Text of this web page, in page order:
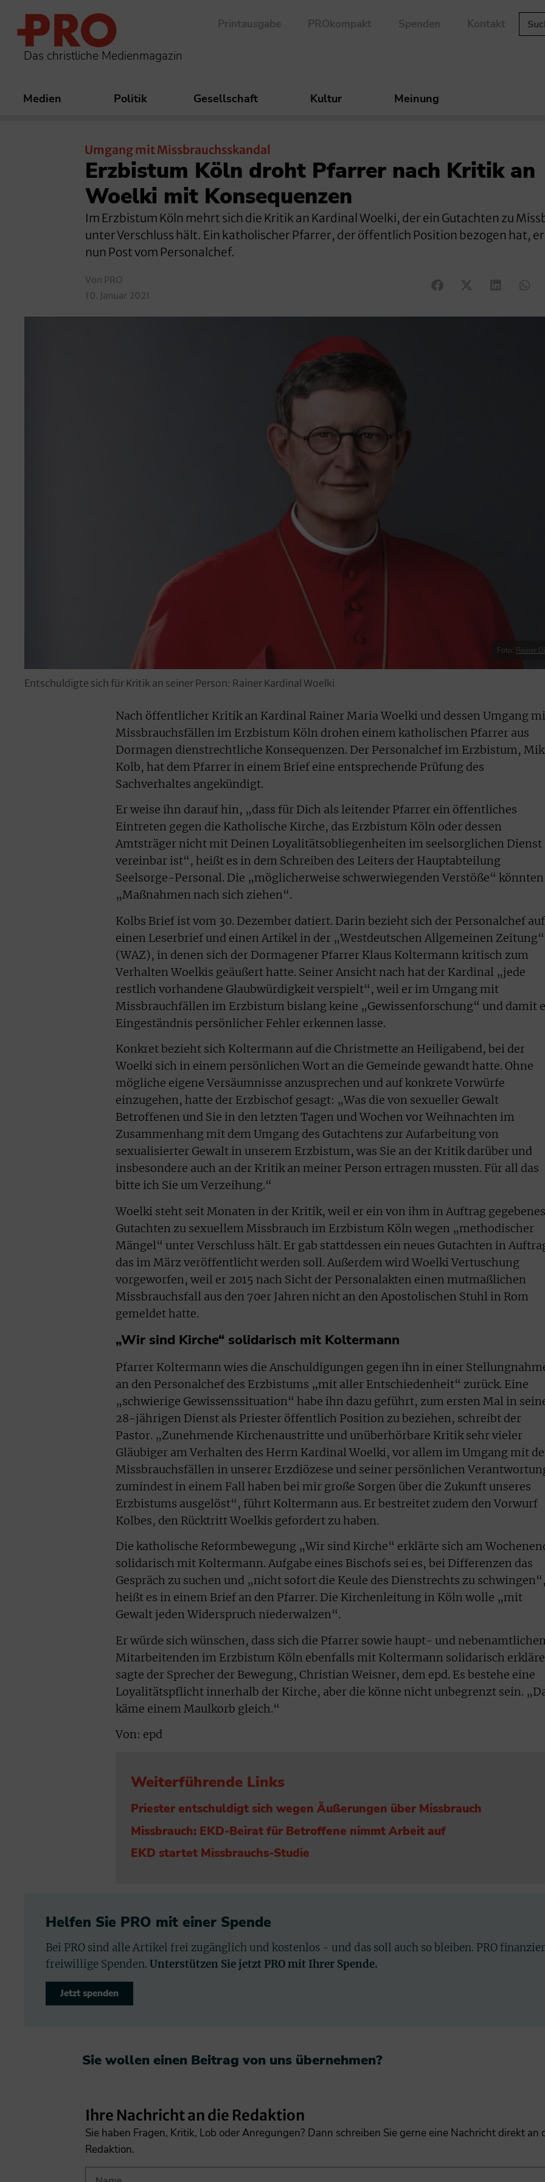
Das christliche Medienmagazin
Printausgabe PROkompakt Spenden Kontakt
Medien Politik Gesellschaft Kultur Meinung
Umgang mit Missbrauchsskandal
Erzbistum Köln droht Pfarrer nach Kritik an
Woelki mit Konsequenzen
Im Erzbistum Köln mehrt sich die Kritik an Kardinal Woelki, der ein Gutachten zu
unter Verschluss hält. Ein katholischer Pfarrer, der öffentlich Position bezogen hat,
nun Post vom Personalchef.
Von PRO
10. Januar 2021
Foto: Reiner
Entschuldigte sich für Kritik an seiner Person: Rainer Kardinal Woelki
Nach öffentlicher Kritik an Kardinal Rainer Maria Woelki und dessen Umgang
Missbrauchsfällen im Erzbistum Köln drohen einem katholischen Pfarrer aus
Dormagen dienstrechtliche Konsequenzen. Der Personalchef im Erzbistum,
Kolb, hat dem Pfarrer in einem Brief eine entsprechende Prüfung des
Sachverhaltes angekündigt.
Er weise ihn darauf hin, „dass für Dich als leitender Pfarrer ein öffentliches
Eintreten gegen die Katholische Kirche, das Erzbistum Köln oder dessen
Amtsträger nicht mit Deinen Loyalitätsobliegenheiten im seelsorglichen Dienst
vereinbar ist“, heißt es in dem Schreiben des Leiters der Hauptabteilung
Seelsorge-Personal. Die „möglicherweise schwerwiegenden Verstöße“ könnten
„Maßnahmen nach sich ziehen“.
Kolbs Brief ist vom 30. Dezember datiert. Darin bezieht sich der Personalchef auf
einen Leserbrief und einen Artikel in der „Westdeutschen Allgemeinen Zeitung“
(WAZ), in denen sich der Dormagener Pfarrer Klaus Koltermann kritisch zum
Verhalten Woelkis geäußert hatte. Seiner Ansicht nach hat der Kardinal „jede
restlich vorhandene Glaubwürdigkeit verspielt“, weil er im Umgang mit
Missbrauchfällen im Erzbistum bislang keine „Gewissenforschung“ und damit
Eingeständnis persönlicher Fehler erkennen lasse.
Konkret bezieht sich Koltermann auf die Christmette an Heiligabend, bei der
Woelki sich in einem persönlichen Wort an die Gemeinde gewandt hatte. Ohne
mögliche eigene Versäumnisse anzusprechen und auf konkrete Vorwürfe
einzugehen, hatte der Erzbischof gesagt: „Was die von sexueller Gewalt
Betroffenen und Sie in den letzten Tagen und Wochen vor Weihnachten im
Zusammenhang mit dem Umgang des Gutachtens zur Aufarbeitung von
sexualisierter Gewalt in unserem Erzbistum, was Sie an der Kritik darüber und
insbesondere auch an der Kritik an meiner Person ertragen mussten. Für all das
bitte ich Sie um Verzeihung.“
Woelki steht seit Monaten in der Kritik, weil er ein von ihm in Auftrag gegebenes
Gutachten zu sexuellem Missbrauch im Erzbistum Köln wegen „methodischer
Mängel“ unter Verschluss hält. Er gab stattdessen ein neues Gutachten in
das im März veröffentlicht werden soll. Außerdem wird Woelki Vertuschung
vorgeworfen, weil er 2015 nach Sicht der Personalakten einen mutmaßlichen
Missbrauchsfall aus den 70er Jahren nicht an den Apostolischen Stuhl in Rom
gemeldet hatte.
„Wir sind Kirche“ solidarisch mit Koltermann
Pfarrer Koltermann wies die Anschuldigungen gegen ihn in einer
an den Personalchef des Erzbistums „mit aller Entschiedenheit“ zurück. Eine
„schwierige Gewissenssituation“ habe ihn dazu geführt, zum ersten Mal in
28-jährigen Dienst als Priester öffentlich Position zu beziehen, schreibt der
Pastor. „Zunehmende Kirchenaustritte und unüberhörbare Kritik sehr vieler
Gläubiger am Verhalten des Herrn Kardinal Woelki, vor allem im Umgang mit
Missbrauchsfällen in unserer Erzdiözese und seiner persönlichen
zumindest in einem Fall haben bei mir große Sorgen über die Zukunft unseres
Erzbistums ausgelöst“, führt Koltermann aus. Er bestreitet zudem den Vorwurf
Kolbes, den Rücktritt Woelkis gefordert zu haben.
Die katholische Reformbewegung „Wir sind Kirche“ erklärte sich am
solidarisch mit Koltermann. Aufgabe eines Bischofs sei es, bei Differenzen das
Gespräch zu suchen und „nicht sofort die Keule des Dienstrechts zu
heißt es in einem Brief an den Pfarrer. Die Kirchenleitung in Köln wolle „mit
Gewalt jeden Widerspruch niederwalzen“.
Er würde sich wünschen, dass sich die Pfarrer sowie haupt- und
Mitarbeitenden im Erzbistum Köln ebenfalls mit Koltermann solidarisch
sagte der Sprecher der Bewegung, Christian Weisner, dem epd. Es bestehe eine
Loyalitätspflicht innerhalb der Kirche, aber die könne nicht unbegrenzt sein.
käme einem Maulkorb gleich.“
Von: epd
Weiterführende Links
Priester entschuldigt sich wegen Äußerungen über Missbrauch
Missbrauch: EKD-Beirat für Betroffene nimmt Arbeit auf
EKD startet Missbrauchs-Studie
Helfen Sie PRO mit einer Spende
Bei PRO sind alle Artikel frei zugänglich und kostenlos - und das soll auch so bleiben. PRO
freiwillige Spenden. Unterstützen Sie jetzt PRO mit Ihrer Spende.
Jetzt spenden
Sie wollen einen Beitrag von uns übernehmen?​
Ihre Nachricht an die Redaktion
Sie haben Fragen, Kritik, Lob oder Anregungen? Dann schreiben Sie gerne eine Nachricht direkt an
Redaktion.